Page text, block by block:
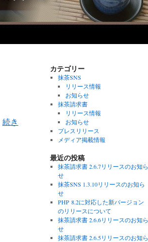
続き
カテゴリー
抹茶SNS
リリース情報
お知らせ
抹茶請求書
リリース情報
お知らせ
プレスリリース
メディア掲載情報
最近の投稿
抹茶請求書 2.6.7リリースのお知ら
せ
抹茶SNS 1.3.10リリースのお知ら
せ
PHP 8.2に対応した新バージョン
のリリースについて
抹茶請求書 2.6.6リリースのお知ら
せ
抹茶請求書 2.6.5リリースのお知ら